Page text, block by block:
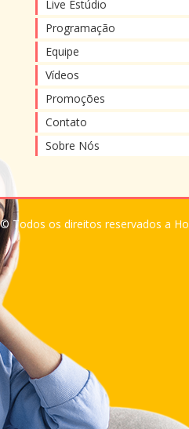
Live Estúdio
Programação
Equipe
Vídeos
Promoções
Contato
Sobre Nós
© Todos os direitos reservados a